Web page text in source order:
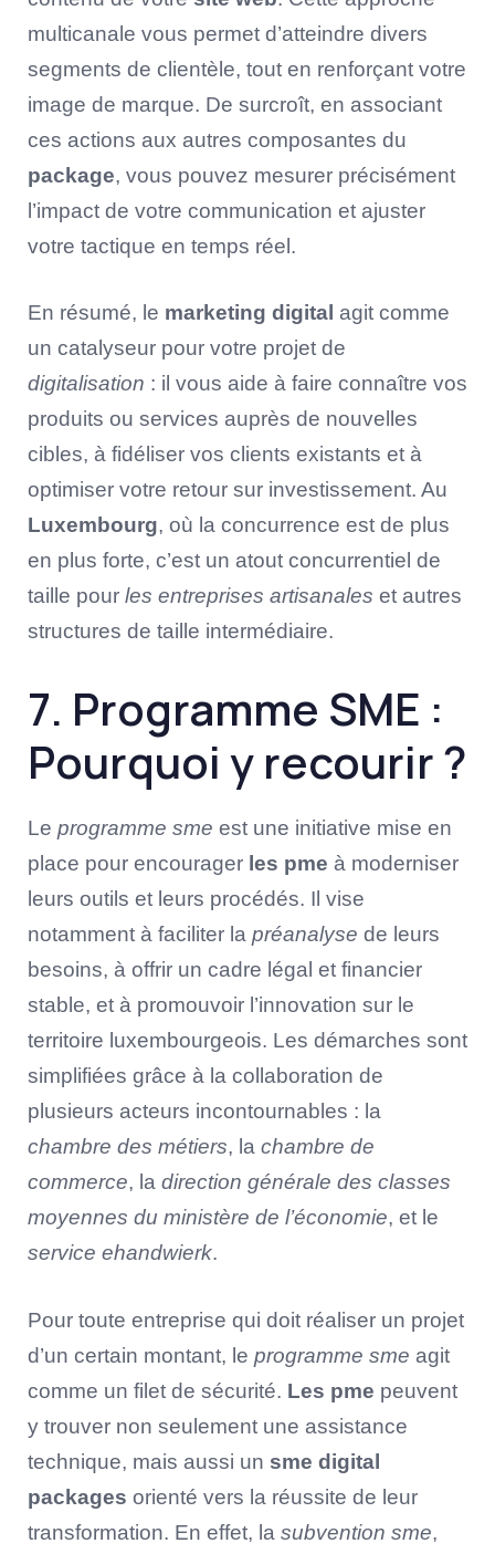
multicanale vous permet d’atteindre divers
segments de clientèle, tout en renforçant votre
image de marque. De surcroît, en associant
ces actions aux autres composantes du
package, vous pouvez mesurer précisément
l’impact de votre communication et ajuster
votre tactique en temps réel.
En résumé, le marketing digital agit comme
un catalyseur pour votre projet de
digitalisation : il vous aide à faire connaître vos
produits ou services auprès de nouvelles
cibles, à fidéliser vos clients existants et à
optimiser votre retour sur investissement. Au
Luxembourg, où la concurrence est de plus
en plus forte, c’est un atout concurrentiel de
taille pour les entreprises artisanales et autres
structures de taille intermédiaire.
7. Programme SME :
Pourquoi y recourir ?
Le programme sme est une initiative mise en
place pour encourager les pme à moderniser
leurs outils et leurs procédés. Il vise
notamment à faciliter la préanalyse de leurs
besoins, à offrir un cadre légal et financier
stable, et à promouvoir l’innovation sur le
territoire luxembourgeois. Les démarches sont
simplifiées grâce à la collaboration de
plusieurs acteurs incontournables : la
chambre des métiers, la chambre de
commerce, la direction générale des classes
moyennes du ministère de l’économie, et le
service ehandwierk.
Pour toute entreprise qui doit réaliser un projet
d’un certain montant, le programme sme agit
comme un filet de sécurité. Les pme peuvent
y trouver non seulement une assistance
technique, mais aussi un sme digital
packages orienté vers la réussite de leur
transformation. En effet, la subvention sme,